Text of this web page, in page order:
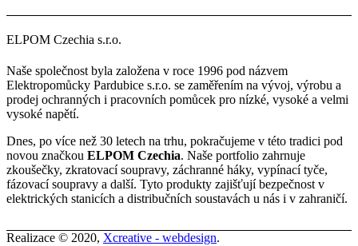
ELPOM Czechia s.r.o.
Naše společnost byla založena v roce 1996 pod názvem
Elektropomůcky Pardubice s.r.o. se zaměřením na vývoj, výrobu a
prodej ochranných i pracovních pomůcek pro nízké, vysoké a velmi
vysoké napětí.
Dnes, po více než 30 letech na trhu, pokračujeme v této tradici pod
novou značkou ELPOM Czechia. Naše portfolio zahrnuje
zkoušečky, zkratovací soupravy, záchranné háky, vypínací tyče,
fázovací soupravy a další. Tyto produkty zajišťují bezpečnost v
elektrických stanicích a distribučních soustavách u nás i v zahraničí.
Realizace © 2020, Xcreative - webdesign.